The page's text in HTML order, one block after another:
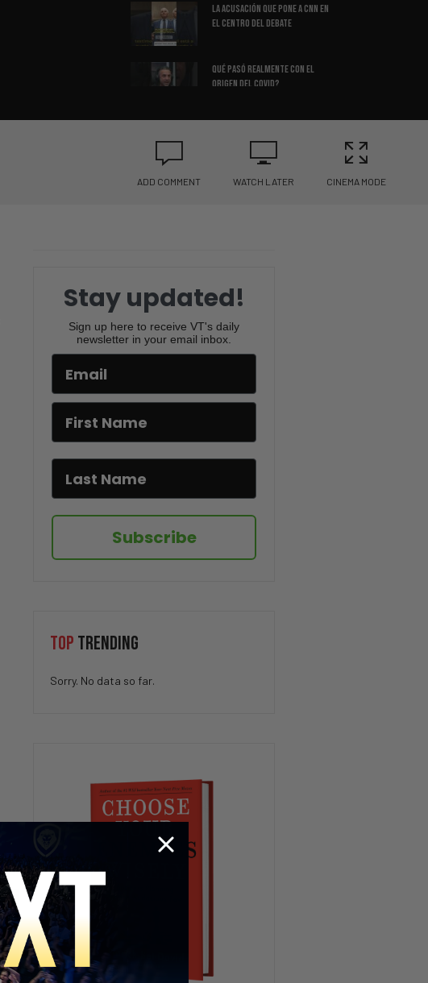
La Acusación Que Pone A CNN En
El Centro Del Debate
Qué Pasó Realmente Con El
Origen Del COVID?
Nuevo Campo De Batalla
Conversación Que Divide A
Todos
empresa no es el que imaginas
Si no te adaptas, la IA podría
La teoría del multiverso es
ADD COMMENT WATCH LATER CINEMA MODE
Stay updated!
Sign up here to receive VT's daily
newsletter in your email inbox.
Subscribe
TOP TRENDING
Sorry. No data so far.